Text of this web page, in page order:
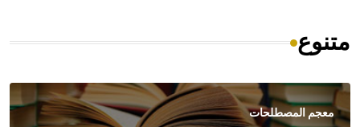
متنوع
معجم المصطلحات